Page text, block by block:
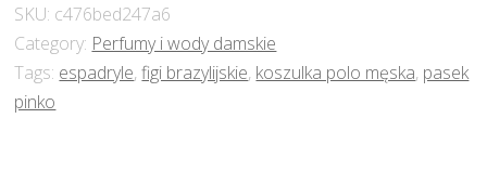
SKU: c476bed247a6
Category: Perfumy i wody damskie
Tags: espadryle,figi brazylijskie, koszulka polo męska, pasek
pinko